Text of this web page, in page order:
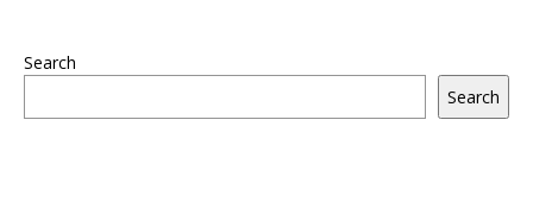
Search
Search